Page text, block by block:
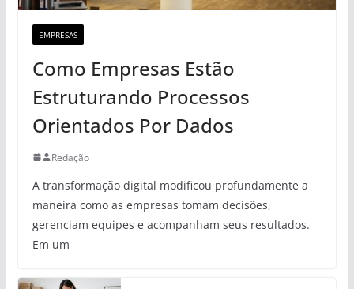
EMPRESAS
Como Empresas Estão
Estruturando Processos
Orientados Por Dados
Redação
A transformação digital modificou profundamente a
maneira como as empresas tomam decisões,
gerenciam equipes e acompanham seus resultados.
Em um